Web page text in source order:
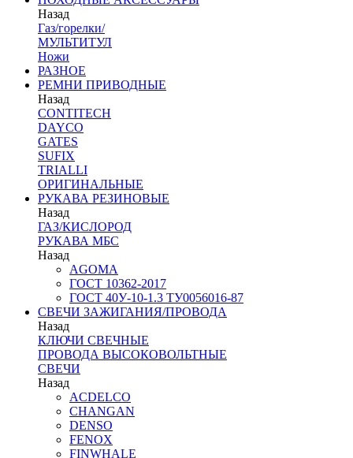
Назад
Газ/горелки/
МУЛЬТИТУЛ
Ножи
РАЗНОЕ
РЕМНИ ПРИВОДНЫЕ
Назад
CONTITECH
DAYCO
GATES
SUFIX
TRIALLI
ОРИГИНАЛЬНЫЕ
РУКАВА РЕЗИНОВЫЕ
Назад
ГАЗ/КИСЛОРОД
РУКАВА МБС
Назад
AGOMA
ГОСТ 10362-2017
ГОСТ 40У-10-1.3 ТУ0056016-87
СВЕЧИ ЗАЖИГАНИЯ/ПРОВОДА
Назад
КЛЮЧИ СВЕЧНЫЕ
ПРОВОДА ВЫСОКОВОЛЬТНЫЕ
СВЕЧИ
Назад
ACDELCO
CHANGAN
DENSO
FENOX
FINWHALE